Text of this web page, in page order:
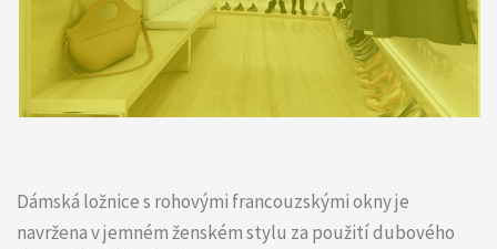
Dámská ložnice s rohovými francouzskými okny je
navržena v jemném ženském stylu za použití dubového